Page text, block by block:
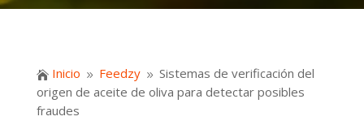
 Inicio 9 Feedzy 9 Sistemas de verificación del
origen de aceite de oliva para detectar posibles
fraudes